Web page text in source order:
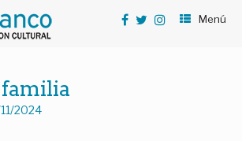
Menú
2024